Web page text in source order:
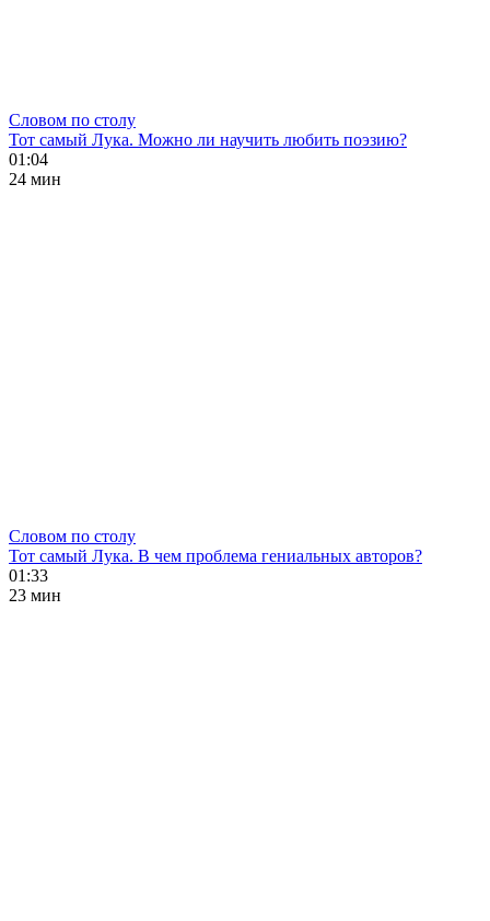
Словом по столу
Тот самый Лука. Можно ли научить любить поэзию?
01:04
24 мин
Словом по столу
Тот самый Лука. В чем проблема гениальных авторов?
01:33
23 мин